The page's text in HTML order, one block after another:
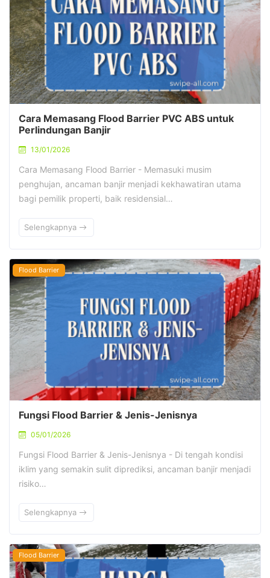
Cara Memasang Flood Barrier PVC ABS untuk
Perlindungan Banjir
13/01/2026
Cara Memasang Flood Barrier - Memasuki musim
penghujan, ancaman banjir menjadi kekhawatiran utama
bagi pemilik properti, baik residensial…
Selengkapnya
Flood Barrier
Fungsi Flood Barrier & Jenis-Jenisnya
05/01/2026
Fungsi Flood Barrier & Jenis-Jenisnya - Di tengah kondisi
iklim yang semakin sulit diprediksi, ancaman banjir menjadi
risiko…
Selengkapnya
Flood Barrier